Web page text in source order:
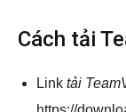
Cách tải
Link tải